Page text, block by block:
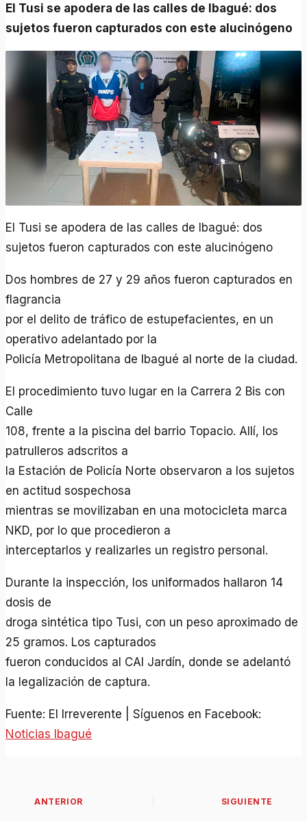
El Tusi se apodera de las calles de Ibagué: dos
sujetos fueron capturados con este alucinógeno
El Tusi se apodera de las calles de Ibagué: dos
sujetos fueron capturados con este alucinógeno
Dos hombres de 27 y 29 años fueron capturados en
flagrancia
por el delito de tráfico de estupefacientes, en un
operativo adelantado por la
Policía Metropolitana de Ibagué al norte de la ciudad.
El procedimiento tuvo lugar en la Carrera 2 Bis con
Calle
108, frente a la piscina del barrio Topacio. Allí, los
patrulleros adscritos a
la Estación de Policía Norte observaron a los sujetos
en actitud sospechosa
mientras se movilizaban en una motocicleta marca
NKD, por lo que procedieron a
interceptarlos y realizarles un registro personal.
Durante la inspección, los uniformados hallaron 14
dosis de
droga sintética tipo Tusi, con un peso aproximado de
25 gramos. Los capturados
fueron conducidos al CAI Jardín, donde se adelantó
la legalización de captura.
Fuente: El Irreverente | Síguenos en Facebook:
Noticias Ibagué